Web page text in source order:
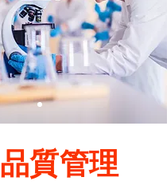
品質管理